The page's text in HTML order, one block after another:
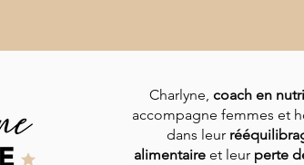
Charlyne, coach en
accompagne femmes et
dans leur
alimentaire et leur perte